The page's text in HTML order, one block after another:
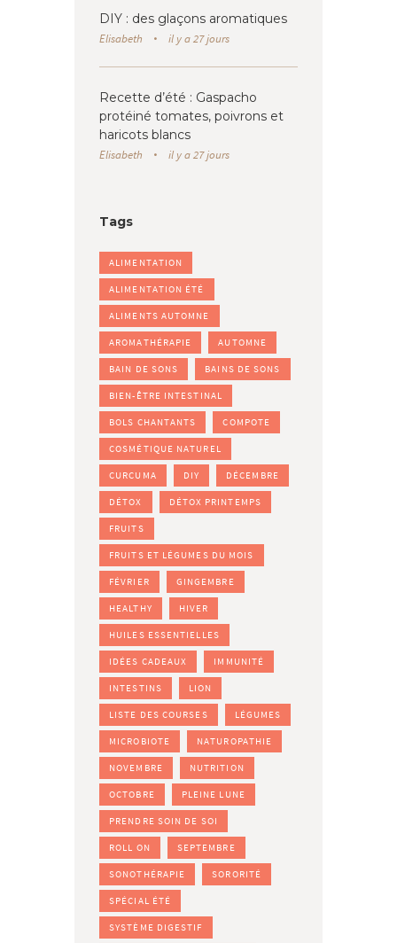
DIY : des glaçons aromatiques
Elisabeth il y a 27 jours
Recette d’été : Gaspacho
protéiné tomates, poivrons et
haricots blancs
Elisabeth il y a 27 jours
Tags
ALIMENTATION
ALIMENTATION ÉTÉ
ALIMENTS AUTOMNE
AROMATHÉRAPIE AUTOMNE
BAIN DE SONS BAINS DE SONS
BIEN-ÊTRE INTESTINAL
BOLS CHANTANTS COMPOTE
COSMÉTIQUE NATUREL
CURCUMA DIY DÉCEMBRE
DÉTOX DÉTOX PRINTEMPS
FRUITS
FRUITS ET LÉGUMES DU MOIS
FÉVRIER GINGEMBRE
HEALTHY HIVER
HUILES ESSENTIELLES
IDÉES CADEAUX IMMUNITÉ
INTESTINS LION
LISTE DES COURSES LÉGUMES
MICROBIOTE NATUROPATHIE
NOVEMBRE NUTRITION
OCTOBRE PLEINE LUNE
PRENDRE SOIN DE SOI
ROLL ON SEPTEMBRE
SONOTHÉRAPIE SORORITÉ
SPÉCIAL ÉTÉ
SYSTÈME DIGESTIF